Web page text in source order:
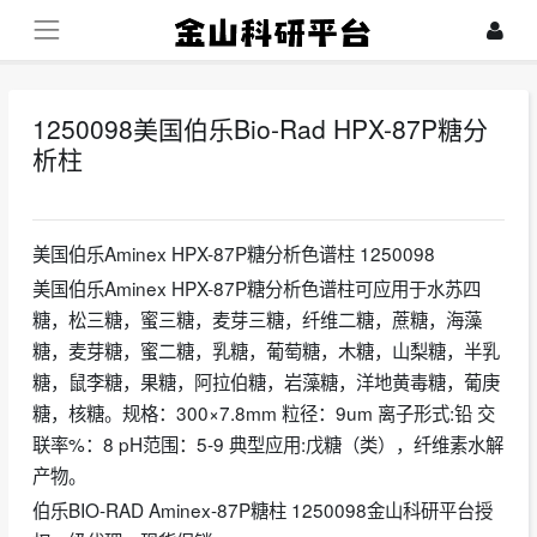
1250098美国伯乐Bio-Rad HPX-87P糖分
析柱
美国伯乐Aminex HPX-87P糖分析色谱柱 1250098
美国伯乐Aminex HPX-87P糖分析色谱柱可应用于水苏四
糖，松三糖，蜜三糖，麦芽三糖，纤维二糖，蔗糖，海藻
糖，麦芽糖，蜜二糖，乳糖，葡萄糖，木糖，山梨糖，半乳
糖，鼠李糖，果糖，阿拉伯糖，岩藻糖，洋地黄毒糖，葡庚
糖，核糖。规格：300×7.8mm 粒径：9um 离子形式:铅 交
联率%：8 pH范围：5-9 典型应用:戊糖（类），纤维素水解
产物。
伯乐BIO-RAD Aminex-87P糖柱 1250098金山科研平台授